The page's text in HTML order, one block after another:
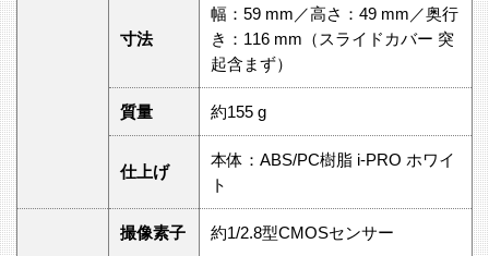
寸法
幅：59 mm／高さ：49 mm／奥行
き：116 mm（スライドカバー 突
起含まず）
質量 約155 g
仕上げ
本体：ABS/PC樹脂 i-PRO ホワイ
ト
撮像素子 約1/2.8型CMOSセンサー